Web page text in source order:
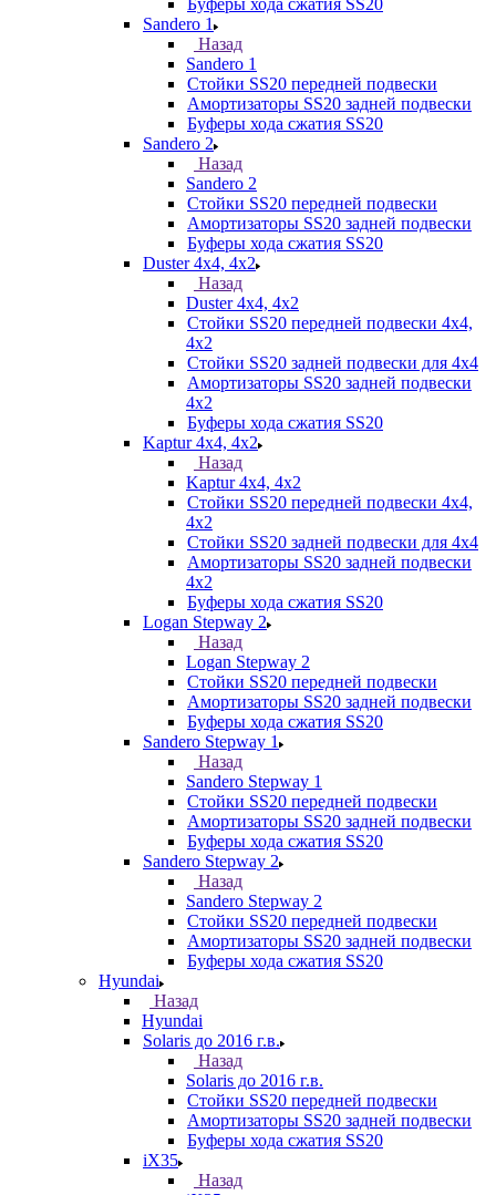
Буферы хода сжатия SS20
Sandero 1
Назад
Sandero 1
Стойки SS20 передней подвески
Амортизаторы SS20 задней подвески
Буферы хода сжатия SS20
Sandero 2
Назад
Sandero 2
Стойки SS20 передней подвески
Амортизаторы SS20 задней подвески
Буферы хода сжатия SS20
Duster 4х4, 4x2
Назад
Duster 4х4, 4x2
Стойки SS20 передней подвески 4х4,
4x2
Стойки SS20 задней подвески для 4х4
Амортизаторы SS20 задней подвески
4х2
Буферы хода сжатия SS20
Kaptur 4х4, 4х2
Назад
Kaptur 4х4, 4х2
Стойки SS20 передней подвески 4х4,
4x2
Стойки SS20 задней подвески для 4х4
Амортизаторы SS20 задней подвески
4х2
Буферы хода сжатия SS20
Logan Stepway 2
Назад
Logan Stepway 2
Стойки SS20 передней подвески
Амортизаторы SS20 задней подвески
Буферы хода сжатия SS20
Sandero Stepway 1
Назад
Sandero Stepway 1
Стойки SS20 передней подвески
Амортизаторы SS20 задней подвески
Буферы хода сжатия SS20
Sandero Stepway 2
Назад
Sandero Stepway 2
Стойки SS20 передней подвески
Амортизаторы SS20 задней подвески
Буферы хода сжатия SS20
Hyundai
Назад
Hyundai
Solaris до 2016 г.в.
Назад
Solaris до 2016 г.в.
Стойки SS20 передней подвески
Амортизаторы SS20 задней подвески
Буферы хода сжатия SS20
iX35
Назад